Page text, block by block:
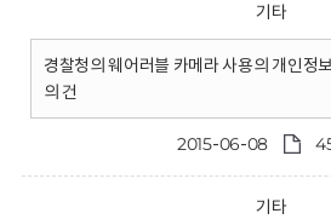
기타
경찰청의 웨어러블 카메라 사용의 개인정
의 건
2015-06-08
기타